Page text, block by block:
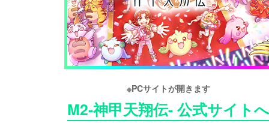
※PCサイトが開きます
M2-神甲天翔伝- 公式サイトへ